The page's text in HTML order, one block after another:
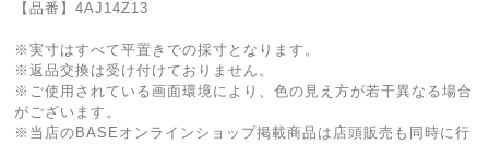
【品番】4AJ14Z13
※実寸はすべて平置きでの採寸となります。
※返品交換は受け付けておりません。
※ご使用されている画面環境により、色の見え方が若干異なる場合
がございます。
※当店のBASEオンラインショップ掲載商品は店頭販売も同時に行